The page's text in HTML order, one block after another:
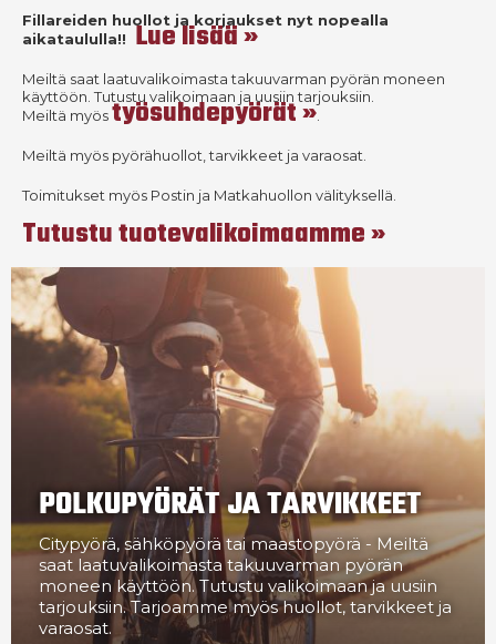
Fillareiden huollot ja korjaukset nyt nopealla
aikataululla!! Lue lisää
Meiltä saat laatuvalikoimasta takuuvarman pyörän moneen
käyttöön. Tutustu valikoimaan ja uusiin tarjouksiin.
Meiltä myöstyösuhdepyörät
Meiltä myös pyörähuollot, tarvikkeet ja varaosat.
Toimitukset myös Postin ja Matkahuollon välityksellä.
Tutustu tuotevalikoimaamme
POLKUPYÖRÄT JA TARVIKKEET
Citypyörä, sähköpyörä tai maastopyörä - Meiltä
saat laatuvalikoimasta takuuvarman pyörän
moneen käyttöön. Tutustu valikoimaan ja uusiin
tarjouksiin. Tarjoamme myös huollot, tarvikkeet ja
varaosat.